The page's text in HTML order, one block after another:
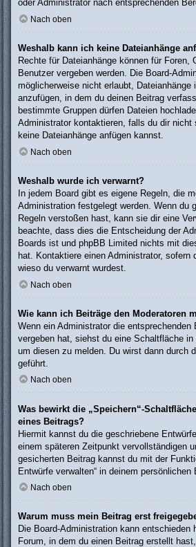
oder Administrator nach entsprechenden
Nach oben
Weshalb kann ich keine Dateianhänge
Rechte für Dateianhänge können für Foren,
Benutzer vergeben werden. Die Board-
möglicherweise nicht erlaubt, Dateianhänge
anzufügen, in dem du deinen Beitrag
bestimmte Gruppen dürfen Dateien
Administrator kontaktieren, falls du dir nicht
keine Dateianhänge anfügen kannst.
Nach oben
Weshalb wurde ich verwarnt?
In jedem Board gibt es eigene Regeln, die
Administration festgelegt werden. Wenn du
Regeln verstoßen hast, kann sie dir eine
beachte, dass dies die Entscheidung der
Boards ist und phpBB Limited nichts mit
hat. Kontaktiere einen Administrator, sofern
wieso du verwarnt wurdest.
Nach oben
Wie kann ich Beiträge den Moderatoren
Wenn ein Administrator die entsprechenden
vergeben hat, siehst du eine Schaltfläche in
um diesen zu melden. Du wirst dann durch
geführt.
Nach oben
Was bewirkt die „Speichern“-
eines Beitrags?
Hiermit kannst du die geschriebene
einem späteren Zeitpunkt vervollständigen
gesicherten Beitrag kannst du mit der
Entwürfe verwalten“ in deinem persönlichen
Nach oben
Warum muss mein Beitrag erst
Die Board-Administration kann entschieden
Forum, in dem du einen Beitrag erstellt